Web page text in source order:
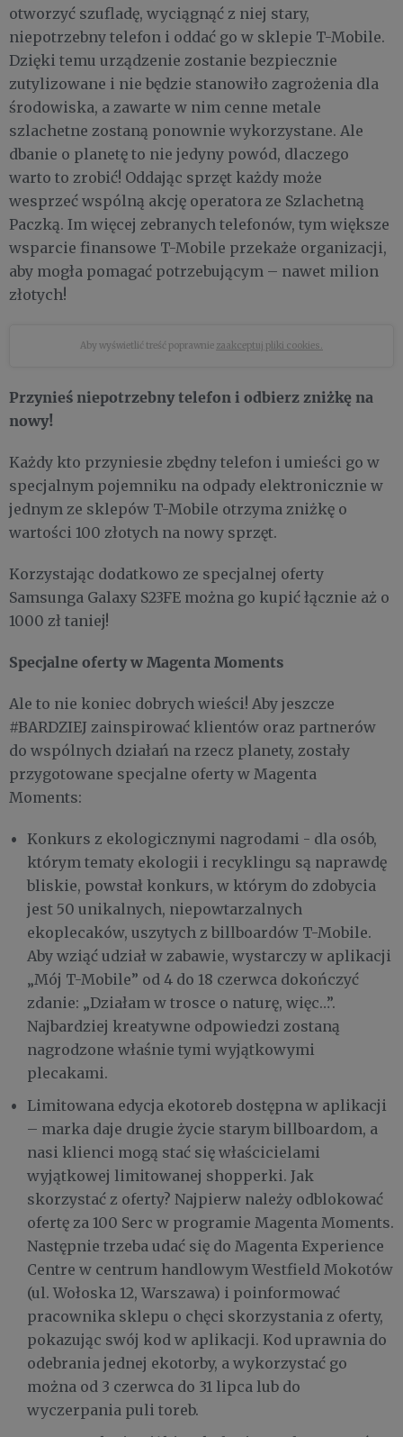
otworzyć szufladę, wyciągnąć z niej stary,
niepotrzebny telefon i oddać go w sklepie T-Mobile.
Dzięki temu urządzenie zostanie bezpiecznie
zutylizowane i nie będzie stanowiło zagrożenia dla
środowiska, a zawarte w nim cenne metale
szlachetne zostaną ponownie wykorzystane. Ale
dbanie o planetę to nie jedyny powód, dlaczego
warto to zrobić! Oddając sprzęt każdy może
wesprzeć wspólną akcję operatora ze Szlachetną
Paczką. Im więcej zebranych telefonów, tym większe
wsparcie finansowe T-Mobile przekaże organizacji,
aby mogła pomagać potrzebującym – nawet milion
złotych!
Aby wyświetlić treść poprawnie zaakceptuj pliki cookies.
Przynieś niepotrzebny telefon i odbierz zniżkę na
nowy!
Każdy kto przyniesie zbędny telefon i umieści go w
specjalnym pojemniku na odpady elektronicznie w
jednym ze sklepów T-Mobile otrzyma zniżkę o
wartości 100 złotych na nowy sprzęt.
Korzystając dodatkowo ze specjalnej oferty
Samsunga Galaxy S23FE można go kupić łącznie aż o
1000 zł taniej!
Specjalne oferty w Magenta Moments
Ale to nie koniec dobrych wieści! Aby jeszcze
#BARDZIEJ zainspirować klientów oraz partnerów
do wspólnych działań na rzecz planety, zostały
przygotowane specjalne oferty w Magenta
Moments:
Konkurs z ekologicznymi nagrodami - dla osób,
którym tematy ekologii i recyklingu są naprawdę
bliskie, powstał konkurs, w którym do zdobycia
jest 50 unikalnych, niepowtarzalnych
ekoplecaków, uszytych z billboardów T-Mobile.
Aby wziąć udział w zabawie, wystarczy w aplikacji
„Mój T-Mobile” od 4 do 18 czerwca dokończyć
zdanie: „Działam w trosce o naturę, więc…”.
Najbardziej kreatywne odpowiedzi zostaną
nagrodzone właśnie tymi wyjątkowymi
plecakami.
Limitowana edycja ekotoreb dostępna w aplikacji
– marka daje drugie życie starym billboardom, a
nasi klienci mogą stać się właścicielami
wyjątkowej limitowanej shopperki. Jak
skorzystać z oferty? Najpierw należy odblokować
ofertę za 100 Serc w programie Magenta Moments.
Następnie trzeba udać się do Magenta Experience
Centre w centrum handlowym Westfield Mokotów
(ul. Wołoska 12, Warszawa) i poinformować
pracownika sklepu o chęci skorzystania z oferty,
pokazując swój kod w aplikacji. Kod uprawnia do
odebrania jednej ekotorby, a wykorzystać go
można od 3 czerwca do 31 lipca lub do
wyczerpania puli toreb.